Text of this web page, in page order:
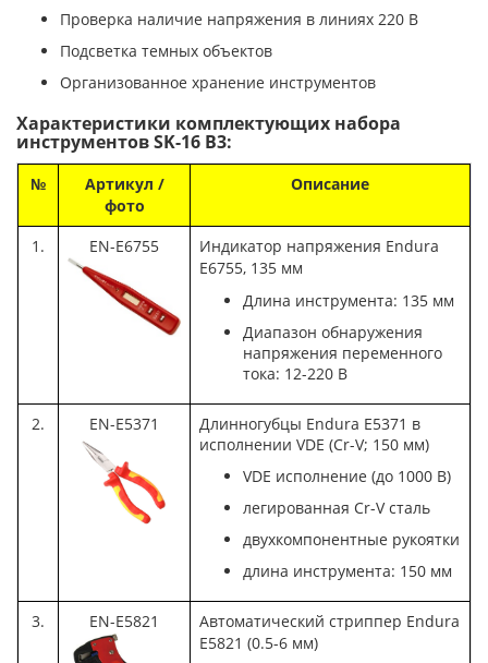
Проверка наличие напряжения в линиях 220 В
Подсветка темных объектов
Организованное хранение инструментов
Характеристики комплектующих набора
инструментов SK-16 B3:
№
Артикул /
фото
Описание
1. EN-E6755
Индикатор напряжения Endura
E6755, 135 мм
Длина инструмента: 135 мм
Диапазон обнаружения
напряжения переменного
тока: 12-220 В
2. EN-E5371
Длинногубцы Endura E5371 в
исполнении VDE (Cr-V; 150 мм)
VDE исполнение (до 1000 В)
легированная Cr-V сталь
двухкомпонентные рукоятки
длина инструмента: 150 мм
3. EN-E5821
Автоматический стриппер Endura
E5821 (0.5-6 мм)